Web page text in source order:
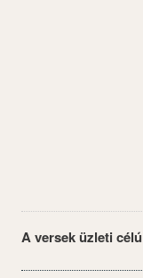
A versek üzleti